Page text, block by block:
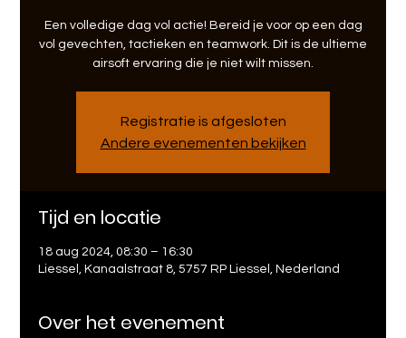
Een volledige dag vol actie! Bereid je voor op een dag
vol gevechten, tactieken en teamwork. Dit is de ultieme
airsoft ervaring die je niet wilt missen.
Registratie is afgesloten
Andere evenementen bekijken
Tijd en locatie
18 aug 2024, 08:30 – 16:30
Liessel, Kanaalstraat 8, 5757 RP Liessel, Nederland
Over het evenement